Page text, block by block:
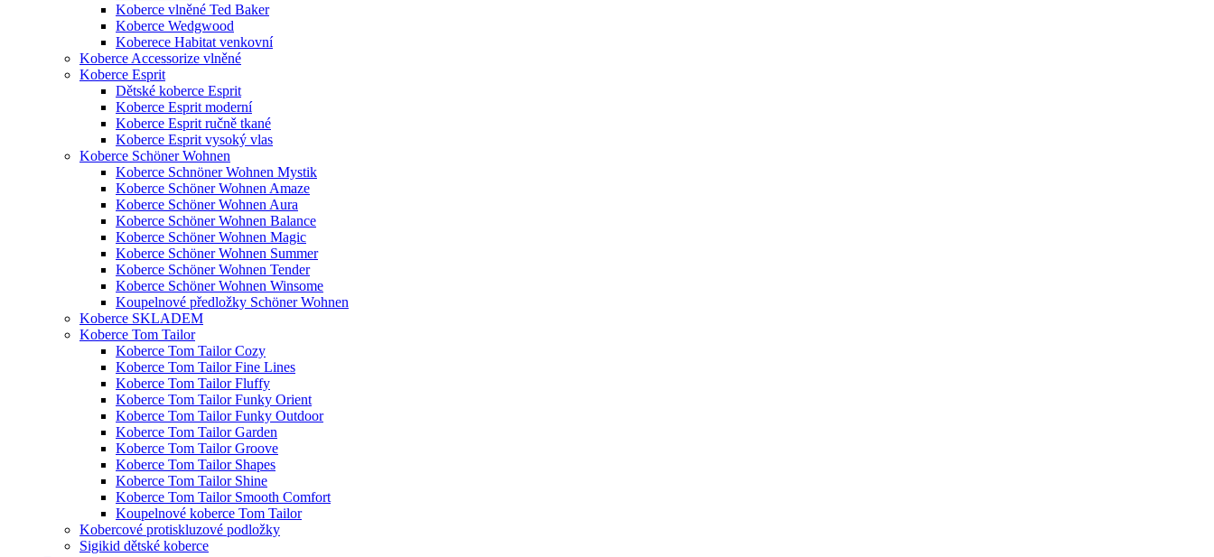
Koberce vlněné Ted Baker
Koberce Wedgwood
Koberece Habitat venkovní
Koberce Accessorize vlněné
Koberce Esprit
Dětské koberce Esprit
Koberce Esprit moderní
Koberce Esprit ručně tkané
Koberce Esprit vysoký vlas
Koberce Schöner Wohnen
Koberce Schnöner Wohnen Mystik
Koberce Schöner Wohnen Amaze
Koberce Schöner Wohnen Aura
Koberce Schöner Wohnen Balance
Koberce Schöner Wohnen Magic
Koberce Schöner Wohnen Summer
Koberce Schöner Wohnen Tender
Koberce Schöner Wohnen Winsome
Koupelnové předložky Schöner Wohnen
Koberce SKLADEM
Koberce Tom Tailor
Koberce Tom Tailor Cozy
Koberce Tom Tailor Fine Lines
Koberce Tom Tailor Fluffy
Koberce Tom Tailor Funky Orient
Koberce Tom Tailor Funky Outdoor
Koberce Tom Tailor Garden
Koberce Tom Tailor Groove
Koberce Tom Tailor Shapes
Koberce Tom Tailor Shine
Koberce Tom Tailor Smooth Comfort
Koupelnové koberce Tom Tailor
Kobercové protiskluzové podložky
Sigikid dětské koberce